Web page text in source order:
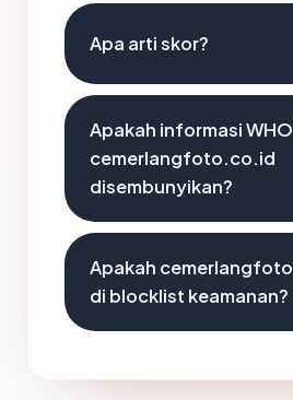
Apa arti skor?
Apakah informasi
cemerlangfoto.co.id
disembunyikan?
Apakah
di blocklist keamanan?